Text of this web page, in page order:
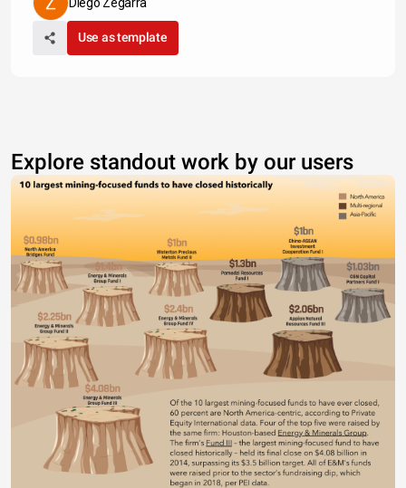
Use as template
Explore standout work by our users